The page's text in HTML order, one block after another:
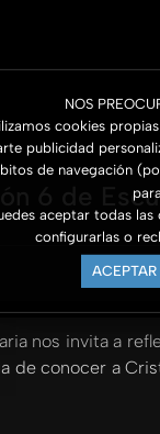
NOS
cookies
publicidad
de navegación
aceptar todas las
configurarlas o
ACEPTAR
6 de
nos invita a
de conocer a